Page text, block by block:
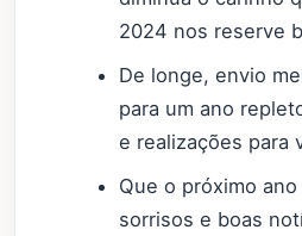
2024 nos reserve
De longe, envio
para um ano
e realizações para
Que o próximo
sorrisos e boas